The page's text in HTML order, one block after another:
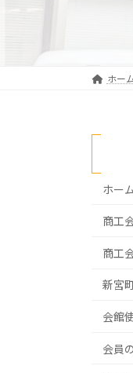
ホー
ホー
商工
商工
新宮
会館
会員